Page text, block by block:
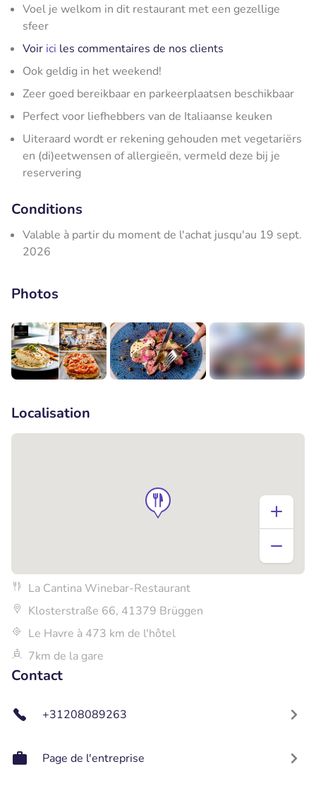
Voel je welkom in dit restaurant met een gezellige
sfeer
Voir ici les commentaires de nos clients
Ook geldig in het weekend!
Zeer goed bereikbaar en parkeerplaatsen beschikbaar
Perfect voor liefhebbers van de Italiaanse keuken
Uiteraard wordt er rekening gehouden met vegetariërs
en (di)eetwensen of allergieën, vermeld deze bij je
reservering
Conditions
Valable à partir du moment de l'achat jusqu'au 19 sept.
2026
Photos
Localisation
La Cantina Winebar-Restaurant
Klosterstraße 66, 41379 Brüggen
Le Havre à 473 km de l'hôtel
7km de la gare
Contact
+31208089263
Page de l'entreprise